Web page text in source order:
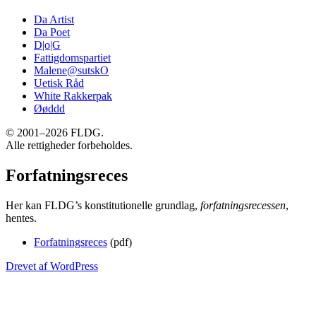
Da Artist
Da Poet
D|o|G
Fattigdomspartiet
Malene@sutskO
Uetisk Råd
White Rakkerpak
Øøddd
© 2001–2026 FLDG.
Alle rettigheder forbeholdes.
Forfatningsreces
Her kan FLDG’s konstitutionelle grundlag, forfatningsrecessen,
hentes.
Forfatningsreces (pdf)
Drevet af WordPress